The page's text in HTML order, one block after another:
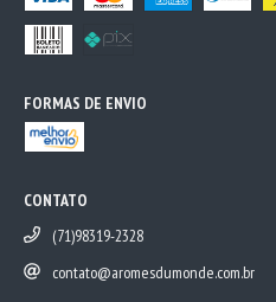
FORMAS DE ENVIO
CONTATO
(71)98319-2328
contato@aromesdumonde.com.br